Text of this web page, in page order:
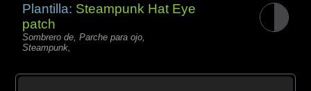
Plantilla: Steampunk Hat Eye
patch
Sombrero de, Parche para ojo,
Steampunk,